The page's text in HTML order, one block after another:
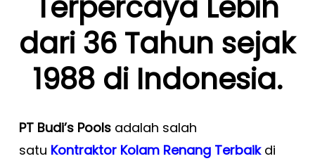
dari 36 Tahun sejak
1988 di Indonesia.
PT Budi’s Poolsadalah salah
satu Kontraktor Kolam Renang Terbaik di